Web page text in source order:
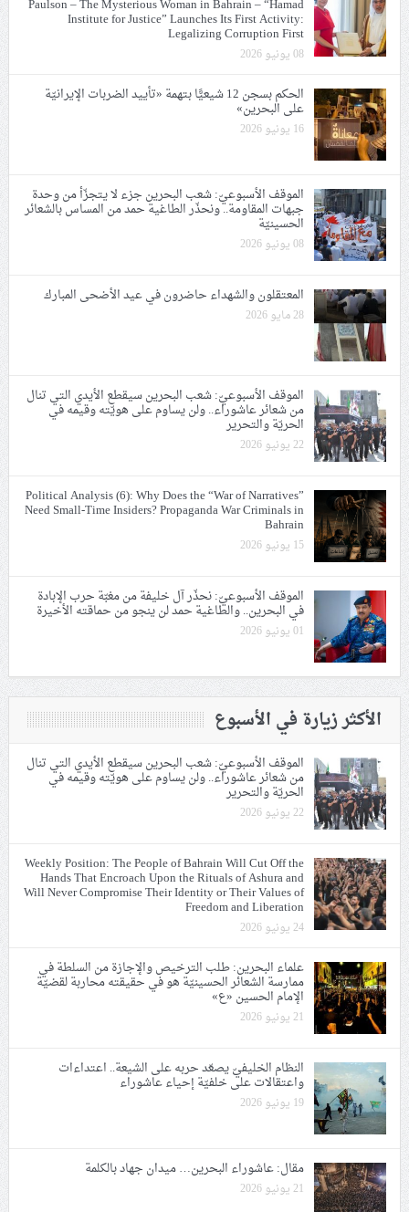
Paulson – The Mysterious Woman in Bahrain – “Hamad
Institute for Justice” Launches Its First Activity:
Legalizing Corruption First
08 يونيو 2026
الحكم بسجن 12 شيعيًّا بتهمة «تأييد الضربات الإيرانيّة
على البحرين»
16 يونيو 2026
الموقف الأسبوعيّ: شعب البحرين جزء لا يتجزّأ من وحدة
جبهات المقاومة.. ونحذّر الطاغية حمد من المساس بالشعائر
الحسينيّة
08 يونيو 2026
المعتقلون والشهداء حاضرون في عيد الأضحى المبارك
28 مايو 2026
الموقف الأسبوعيّ: شعب البحرين سيقطع الأيدي التي تنال
من شعائر عاشوراء.. ولن يساوم على هويّته وقيمه في
الحريّة والتحرير
22 يونيو 2026
Political Analysis (6): Why Does the “War of Narratives”
Need Small-Time Insiders? Propaganda War Criminals in
Bahrain
15 يونيو 2026
الموقف الأسبوعيّ: نحذّر آل خليفة من مغبّة حرب الإبادة
في البحرين.. والطاغية حمد لن ينجو من حماقته الأخيرة
01 يونيو 2026
الأكثر زيارة في الأسبوع
الموقف الأسبوعيّ: شعب البحرين سيقطع الأيدي التي تنال
من شعائر عاشوراء.. ولن يساوم على هويّته وقيمه في
الحريّة والتحرير
22 يونيو 2026
Weekly Position: The People of Bahrain Will Cut Off the
Hands That Encroach Upon the Rituals of Ashura and
Will Never Compromise Their Identity or Their Values of
Freedom and Liberation
24 يونيو 2026
علماء البحرين: طلب الترخيص والإجازة من السلطة في
ممارسة الشعائر الحسينيّة هو في حقيقته محاربة لقضيّة
الإمام الحسين «ع»
21 يونيو 2026
النظام الخليفيّ يصعّد حربه على الشيعة.. اعتداءات
واعتقالات على خلفيّة إحياء عاشوراء
19 يونيو 2026
مقال: عاشوراء البحرين… ميدان جهاد بالكلمة
21 يونيو 2026